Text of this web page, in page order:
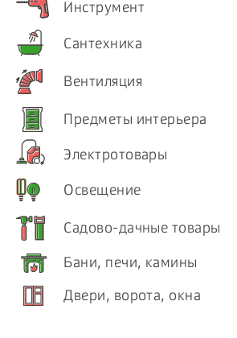
Инструмент
Сантехника
Вентиляция
Предметы интерьера
Электротовары
Освещение
Садово-дачные товары
Бани, печи, камины
Двери, ворота, окна